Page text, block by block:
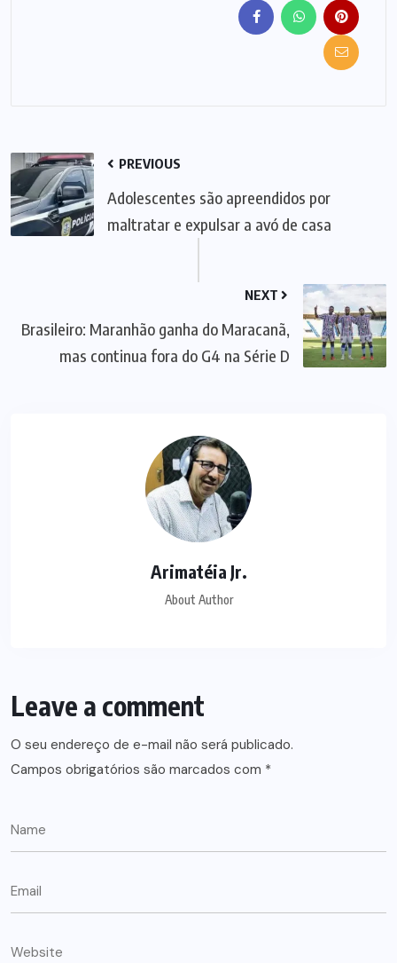
PREVIOUS
Adolescentes são apreendidos por
maltratar e expulsar a avó de casa
NEXT
Brasileiro: Maranhão ganha do Maracanã,
mas continua fora do G4 na Série D
Arimatéia Jr.
About Author
Leave a comment
O seu endereço de e-mail não será publicado.
Campos obrigatórios são marcados com *